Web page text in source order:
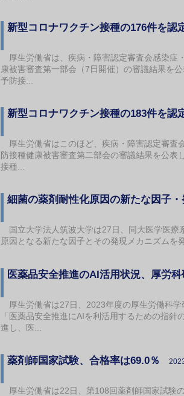
新型コロナワクチン接種の176件を認
厚生労働省は、疾病・障害認定審査会感染症
康被害審査第一部会（7日開催）の審議結果を
予防接...
新型コロナワクチン接種の183件を認
厚生労働省はこのほど、疾病・障害認定審査
防接種健康被害審査第二部会の審議結果を公
接種...
細菌の薬剤耐性化原因の新たな因子
国立大学法人筑波大学は27日、同大医学医療
原因となる新たな因子とその発現メカニズムを
医薬品安全推進のAI活用状況、厚労
厚生労働省は27日、2023年度の厚生労働科
「医薬品安全推進にAIを利活用するための指
進し、医...
薬剤師国家試験、合格率は69.0％
厚生労働省は22日、第108回薬剤師国家試験